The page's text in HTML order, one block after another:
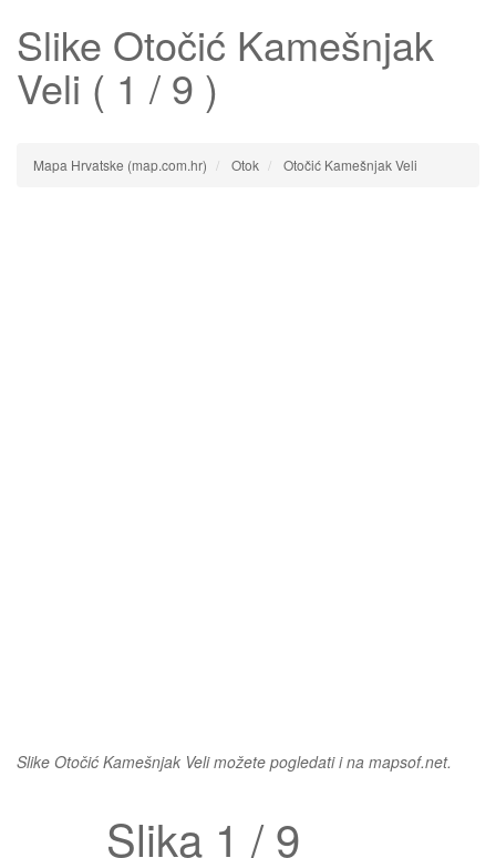
Slike Otočić Kamešnjak
Veli ( 1 / 9 )
Mapa Hrvatske (map.com.hr) Otok Otočić Kamešnjak Veli
Slike Otočić Kamešnjak Veli možete pogledati i na mapsof.net.
Slika 1 / 9